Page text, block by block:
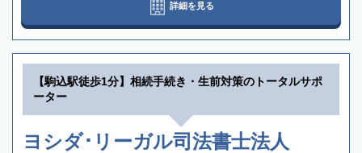
詳細を見る
【駒込駅徒歩1分】相続手続き・生前対策のトータルサポ
ーター
ヨシダ･リーガル司法書士法人